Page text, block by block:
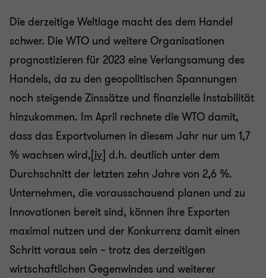
Die derzeitige Weltlage macht des dem Handel
schwer. Die WTO und weitere Organisationen
prognostizieren für 2023 eine Verlangsamung des
Handels, da zu den geopolitischen Spannungen
noch steigende Zinssätze und finanzielle Instabilität
hinzukommen. Im April rechnete die WTO damit,
dass das Exportvolumen in diesem Jahr nur um 1,7
% wachsen wird,[iv] d.h. deutlich unter dem
Durchschnitt der letzten zehn Jahre von 2,6 %.
Unternehmen, die vorausschauend planen und zu
Innovationen bereit sind, können ihre Exporten
maximal nutzen und der Konkurrenz damit einen
Schritt voraus sein – trotz des derzeitigen
wirtschaftlichen Gegenwindes und weiterer